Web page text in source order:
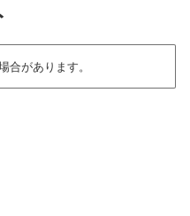
合があります。